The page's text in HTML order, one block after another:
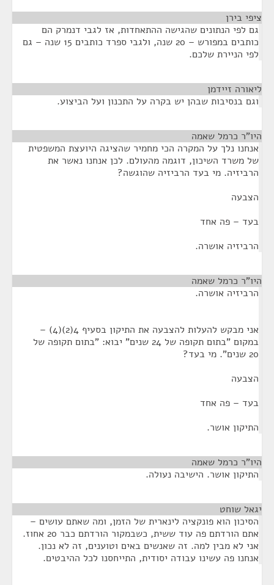
ציפי בירן
גם לפי הנתונים שהגישה ההתאחדות, אז לגבי דנמרק הם
כותבים במפורש – 20 שנה, ולגבי ספרד כותבים 15 שנה – גם
לפי הניירת שלכם.
ליאורה זיידמן
וגם בנסיבות שבהן יש בקרה על התכנון ועל הביצוע.
היו"ר כרמל שאמה
אנחנו נלך על המקרה הכי מחמיר שהציגה היועצת המשפטית
של משרד השיכון, דוגמה מהעולם. לכן אנחנו נאשר את
הרביזיה. מי בעד הרביזיה שהוגשה?
הצבעה
בעד – פה אחד
הרביזיה אושרה.
היו"ר כרמל שאמה
הרביזיה אושרה.
אני מבקש להעלות להצבעה את התיקון בסעיף 4(2)(4) –
במקום "בתום תקופה של 24 שנים" יבוא: "בתום תקופה של
20 שנים". מי בעד?
הצבעה
בעד – פה אחד
התיקון אושר.
היו"ר כרמל שאמה
התיקון אושר. הישיבה נעולה.
יגאל שוחט
הסיכון הוא פונקציה לינארית של הזמן, ומה שאתם עושים –
אתם הורדתם פה עוד ששית, כשבמקור הורדתם כבר 20 אחוז.
אני לא מבין למה. זה שאנשים באים וטוענים, זה לא נכון.
אנחנו פה עשינו עבודה יסודית, התייחסנו לכל ההיבטים.